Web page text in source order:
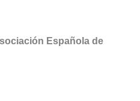
Española de